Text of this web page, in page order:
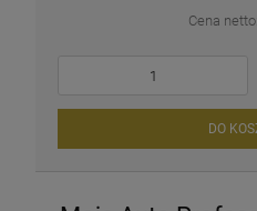
Cena netto:
DO